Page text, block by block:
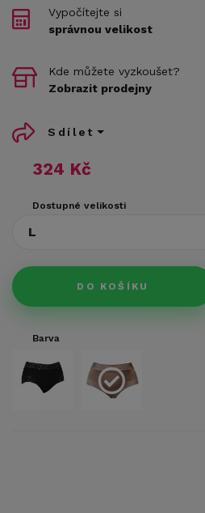
324 Kč
Dostupné velikosti
L
DO KOŠÍKU
Vypočítejte si
správnou velikost
Kde můžete vyzkoušet?
Zobrazit prodejny
Sdílet
Barva